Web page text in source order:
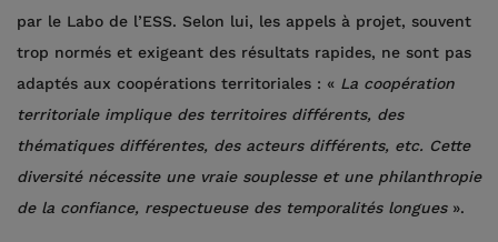
par le Labo de l’ESS. Selon lui, les appels à projet, souvent
trop normés et exigeant des résultats rapides, ne sont pas
adaptés aux coopérations territoriales : « La coopération
territoriale implique des territoires différents, des
thématiques différentes, des acteurs différents, etc. Cette
diversité nécessite une vraie souplesse et une philanthropie
de la confiance, respectueuse des temporalités longues».